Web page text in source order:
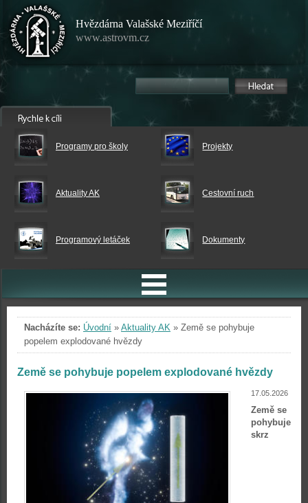
Hvězdárna Valašské Meziříčí
www.astrovm.cz
Programy pro školy Projekty
Aktuality AK Cestovní ruch
Programový letáček Dokumenty
Nacházíte se: Úvodní » Aktuality AK » Země se pohybuje
popelem explodované hvězdy
Země se pohybuje popelem explodované hvězdy
17.05.2026
Země se
pohybuje
skrz